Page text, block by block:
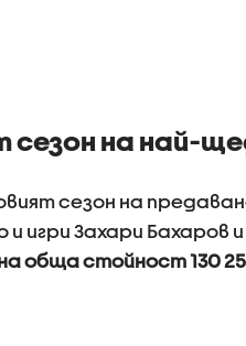
сезон на най-
сезон на
игри Захари Бахаров
обща стойност 130